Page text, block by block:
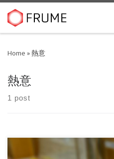
Skip to content
Home »熱意
熱意
1 post